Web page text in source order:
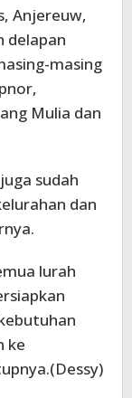
Anjereuw,
delapan
masing
Mulia dan
sudah
dan
lurah
ke